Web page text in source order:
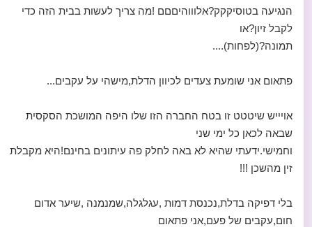
הנגיעה בטוסיקקק?אלוווהיםםם !מה צריך לעשות בבית הזה כדי
לקבל זיון?או
תמונה?(לפחות)....
פתאום אני שומעת צעדים לכיוון הדלת,מישהי על עקבים...
אויייש שיטטט זו בטח החברה הזו שלו היפה המושכת הסקסית
שבאה לכאן כל ימי שני
וחמישי.ידעתי שהיא לא באה לחלק פה עיתונים בחינם!היא מקבלת
זין מהשכן !!!
בלי דפיקה בדלת,נכנסת דמות ,עגלגלה,שמנמנה ,שיער אדום
חום,עקבים של פעם,אני פתאום